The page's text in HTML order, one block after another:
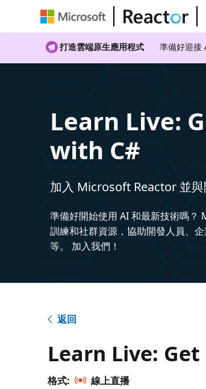
打造雲端原生應用程式 準備好迎接
Learn Live:
with C#
加入 Microsoft Reactor 並
準備好開始使用 AI 和最新技術嗎？
訓練和社群資源，協助開發人員、
等。 加入我們！
返回
Learn Live:
格式:
線上直播